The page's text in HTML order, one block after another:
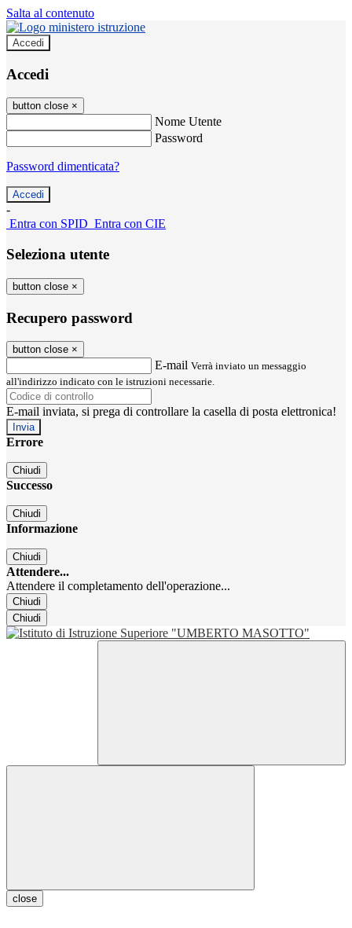
Salta al contenuto
Accedi
Accedi
button close ×
Nome Utente
Password
Password dimenticata?
-
Entra con SPID Entra con CIE
Seleziona utente
button close ×
Recupero password
button close ×
E-mail Verrà inviato un messaggio
all'indirizzo indicato con le istruzioni necessarie.
E-mail inviata, si prega di controllare la casella di posta elettronica!
Errore
Chiudi
Successo
Chiudi
Informazione
Chiudi
Attendere...
Attendere il completamento dell'operazione...
Chiudi
Chiudi
close